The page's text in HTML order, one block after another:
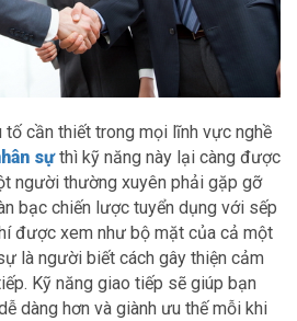
tố cần thiết trong mọi lĩnh vực nghề
sựthì kỹ năng này lại càng được
người thường xuyên phải gặp gỡ
bạc chiến lược tuyển dụng với sếp
được xem như bộ mặt của cả một
là người biết cách gây thiện cảm
Kỹ năng giao tiếp sẽ giúp bạn
dàng hơn và giành ưu thế mỗi khi